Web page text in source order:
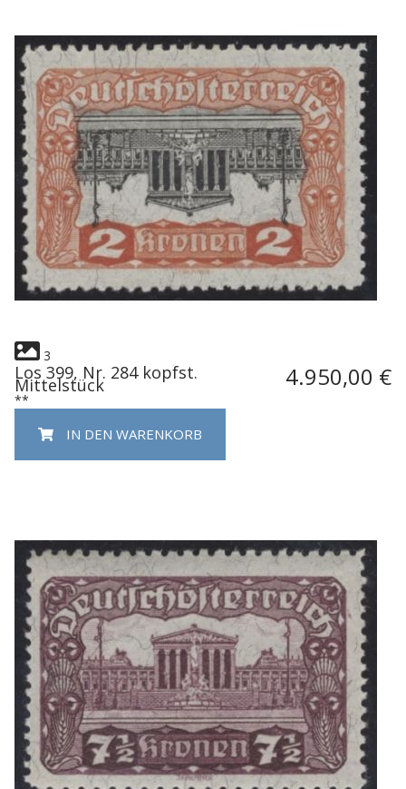
3
Los 399, Nr. 284 kopfst.
Mittelstück 4.950,00 €
**
IN DEN WARENKORB